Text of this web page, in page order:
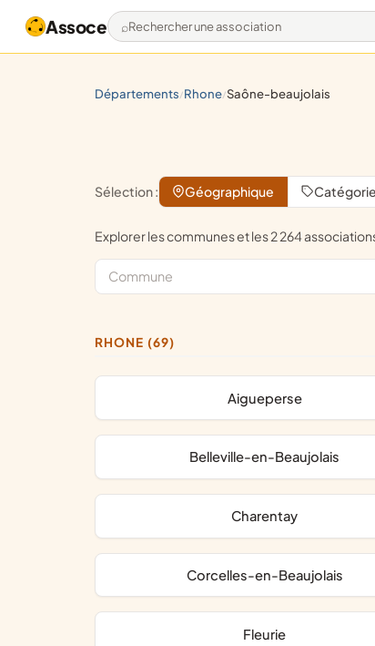
Assoce Rechercher une association
départements/ rhone/ saône-beaujolais
Sélection : Géographique
Explorer les communes et les 2 264
RHONE (69)
Aigueperse
Belleville-en-Beaujolais
Charentay
Corcelles-en-Beaujolais
Fleurie